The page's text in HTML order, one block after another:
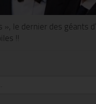
», le dernier des géants
!!